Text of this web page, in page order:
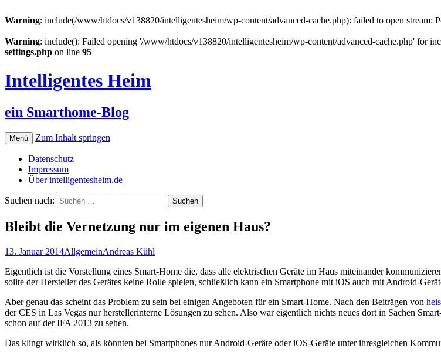
Warning: include(/www/htdocs/v138820/intelligentesheim/wp-content/advanced-cache.php): failed to open stream:
Warning: include(): Failed opening '/www/htdocs/v138820/intelligentesheim/wp-content/advanced-cache.php' for
settings.php on line 95
Intelligentes Heim
ein Smarthome-Blog
Menü Zum Inhalt springen
Datenschutz
Impressum
Über intelligentesheim.de
Suchen nach:
Bleibt die Vernetzung nur im eigenen Haus?
13. Januar 2014AllgemeinAndreas Kühl
Eigentlich ist die Vorstellung eines Smart-Home die, dass alle elektrischen Geräte im Haus miteinander
sollte der Hersteller des Gerätes keine Rolle spielen, schließlich kann ein Smartphone mit iOS auch mit Android-
Aber genau das scheint das Problem zu sein bei einigen Angeboten für ein Smart-Home. Nach den Beiträgen von
der CES in Las Vegas nur herstellerinterne Lösungen zu sehen. Also war eigentlich nichts neues dort in Sachen
schon auf der IFA 2013 zu sehen.
Das klingt wirklich so, als könnten bei Smartphones nur Android-Geräte oder iOS-Geräte unter ihresgleichen